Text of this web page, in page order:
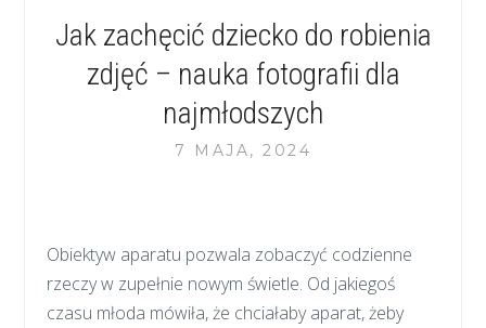
GEOLOGICZNYM
PAŃSTWOWEGO
INSTYTUTU
GEOLOGICZNEGO
WARSZAWIE
Jak zachęcić dziecko do robienia
zdjęć – nauka fotografii dla
najmłodszych
7 MAJA, 2024
Obiektyw aparatu pozwala zobaczyć codzienne
rzeczy w zupełnie nowym świetle. Od jakiegoś
czasu młoda mówiła, że chciałaby aparat, żeby